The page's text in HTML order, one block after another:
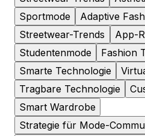
Sportmode
Adaptive
Streetwear-Trends
App-
Studentenmode
Fashion
Smarte Technologie
Tragbare Technologie
Smart Wardrobe
Strategie für Mode-